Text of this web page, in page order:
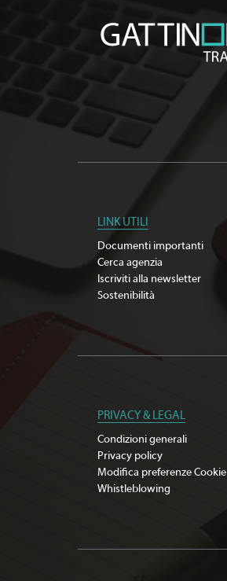
LINK UTILI
Documenti importanti
Cerca agenzia
Iscriviti alla newsletter
Sostenibilità
PRIVACY & LEGAL
Condizioni generali
Privacy policy
Modifica preferenze Cookie
Whistleblowing